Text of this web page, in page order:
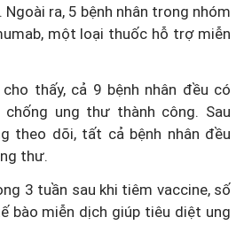
ra, 5 bệnh nhân trong nhóm
một loại thuốc hỗ trợ miễn
thấy, cả 9 bệnh nhân đều có
ung thư thành công. Sau
theo dõi, tất cả bệnh nhân đều
thư.
3 tuần sau khi tiêm vaccine, số
bào miễn dịch giúp tiêu diệt ung